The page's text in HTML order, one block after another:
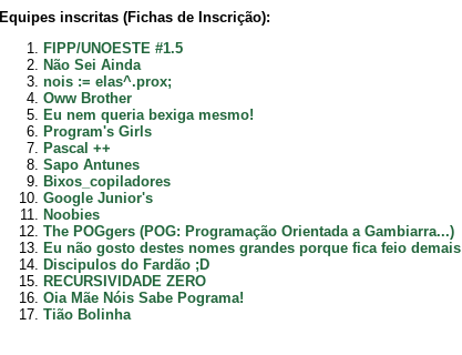
Equipes inscritas (Fichas de Inscrição):
FIPP/UNOESTE #1.5
Não Sei Ainda
nois := elas^.prox;
Oww Brother
Eu nem queria bexiga mesmo!
Program's Girls
Pascal ++
Sapo Antunes
Bixos_copiladores
Google Junior's
Noobies
The POGgers (POG: Programação Orientada a Gambiarra...)
Eu não gosto destes nomes grandes porque fica feio demais
Discipulos do Fardão ;D
RECURSIVIDADE ZERO
Oia Mãe Nóis Sabe Pograma!
Tião Bolinha